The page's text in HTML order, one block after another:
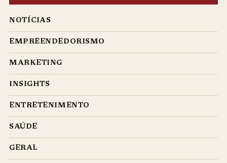
NOTÍCIAS
EMPREENDEDORISMO
MARKETING
INSIGHTS
ENTRETENIMENTO
SAÚDE
GERAL